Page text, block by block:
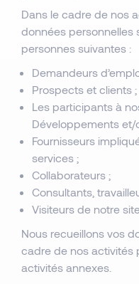
Dans le cadre de nos
données personnelles
personnes suivantes :
Demandeurs
Prospects et clients ;
Les participants à
Développements
Fournisseurs
services ;
Collaborateurs ;
Consultants,
Visiteurs de notre
Nous recueillons vos
cadre de nos activités
activités annexes.